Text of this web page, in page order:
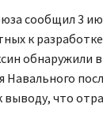
сообщил 3
к
обнаружили
Навального
выводу, что